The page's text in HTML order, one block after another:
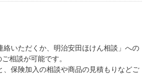
絡いただくか、明治安田ほけん相談」への
相談が可能です。
、保険加入の相談や商品の見積もりなどご